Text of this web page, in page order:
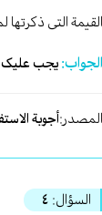
التی
یجب علیک
أجوبة
السؤال: ٤